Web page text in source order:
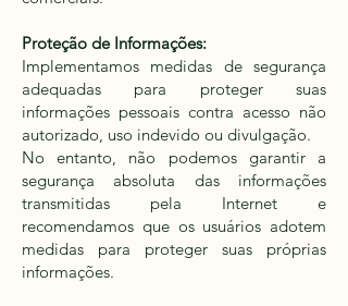
Proteção de Informações:
Implementamos medidas de segurança
adequadas para proteger suas
informações pessoais contra acesso não
autorizado, uso indevido ou divulgação.
No entanto, não podemos garantir a
segurança absoluta das informações
transmitidas pela Internet e
recomendamos que os usuários adotem
medidas para proteger suas próprias
informações.